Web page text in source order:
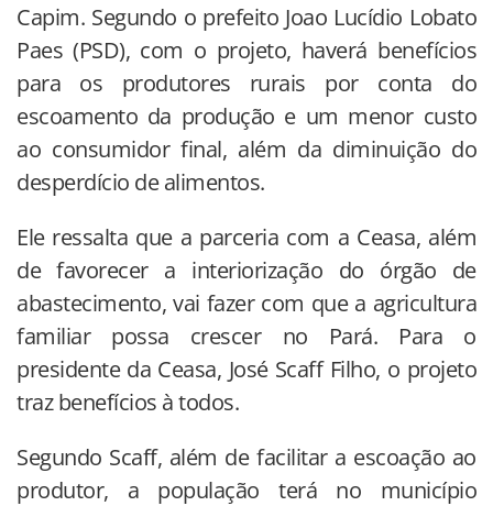
Capim. Segundo o prefeito Joao Lucídio Lobato
Paes (PSD), com o projeto, haverá benefícios
para os produtores rurais por conta do
escoamento da produção e um menor custo
ao consumidor final, além da diminuição do
desperdício de alimentos.
Ele ressalta que a parceria com a Ceasa, além
de favorecer a interiorização do órgão de
abastecimento, vai fazer com que a agricultura
familiar possa crescer no Pará. Para o
presidente da Ceasa, José Scaff Filho, o projeto
traz benefícios à todos.
Segundo Scaff, além de facilitar a escoação ao
produtor, a população terá no município